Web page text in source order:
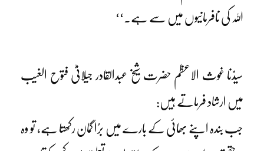
اللہ کی نافرمانیوں میں سے ہے۔‘‘
سیدّنا غوث الاعظم حضرت شیخ عبدالقادر جیلانیؓ فتوح الغیب
میں ارشاد فرماتے ہیں:
جب بندہ اپنے بھائی کے بارے میں برُا گمان رکھتا ہے، تو وہ